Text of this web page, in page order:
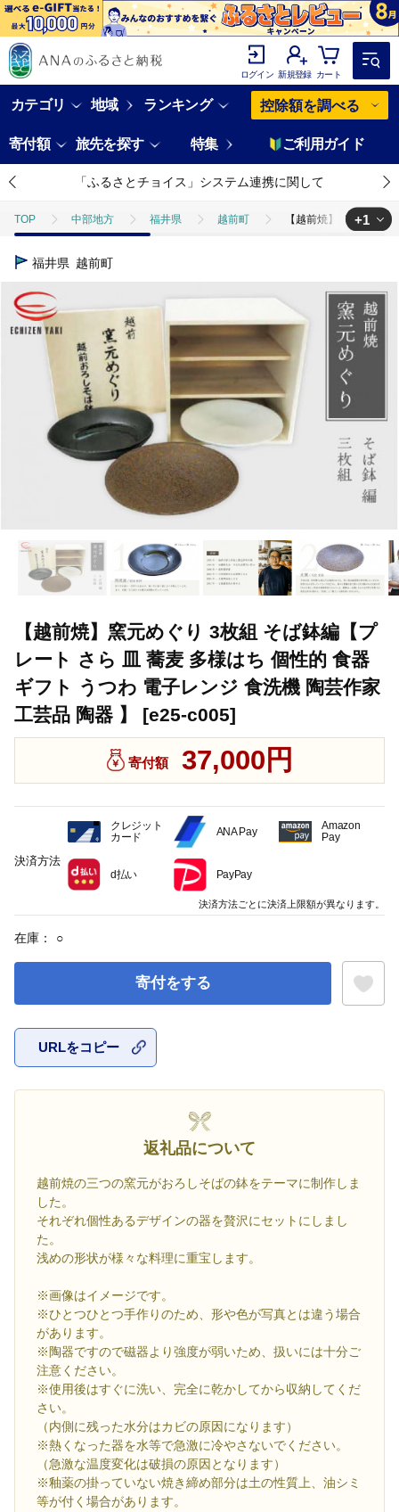
ログイン 新規登録 カート
カテゴリ 地域 ランキング 控除額を調べる
寄付額 旅先を探す 特集 ご利用ガイド
「ふるさとチョイス」システム連携に関して
TOP 中部地方 福井県 越前町 【越前焼】窯元めぐ
TOP
+1
福井県 越前町
【越前焼】窯元めぐり 3枚組 そば鉢編【プ
レート さら 皿 蕎麦 多様はち 個性的 食器
ギフト うつわ 電子レンジ 食洗機 陶芸作家
工芸品 陶器 】 [e25-c005]
寄付額 37,000円
在庫： ○
寄付をする
URLをコピー
返礼品について
越前焼の三つの窯元がおろしそばの鉢をテーマに制作しま
した。
それぞれ個性あるデザインの器を贅沢にセットにしまし
た。
浅めの形状が様々な料理に重宝します。
※画像はイメージです。
※ひとつひとつ手作りのため、形や色が写真とは違う場合
があります。
※陶器ですので磁器より強度が弱いため、扱いには十分ご
注意ください。
※使用後はすぐに洗い、完全に乾かしてから収納してくだ
さい。
（内側に残った水分はカビの原因になります）
※熱くなった器を水等で急激に冷やさないでください。
（急激な温度変化は破損の原因となります）
※釉薬の掛っていない焼き締め部分は土の性質上、油シミ
等が付く場合があります。
決済方法
クレジット
カード
ANA Pay
Amazon
Pay
d払い PayPay
決済方法ごとに決済上限額が異なります。